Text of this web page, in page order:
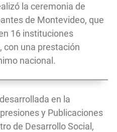
la ceremonia de
de Montevideo, que
16 instituciones
con una prestación
nacional.
en la
y Publicaciones
de Desarrollo Social,